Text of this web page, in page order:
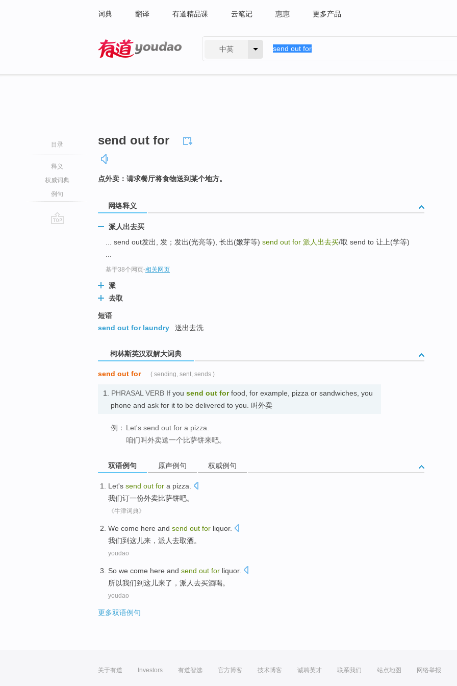
词典 翻译 有道精品课 云笔记 惠惠 更多产品
中英
目录
释义
权威词典
例句
send out for
点外卖：请求餐厅将食物送到某个地方。
网络释义
派人出去买
... send out发出, 发；发出(光亮等), 长出(嫩芽等) send out for 派人出去买/取 send to 让上(学等)
基于38个网页-相关网页
派
去取
短语
send out for laundry
送出去洗
柯林斯英汉双解大词典
send out for ( sending, sent, sends )
1. PHRASAL VERB If you send out forfood, for example, pizza or sandwiches, you
phone and ask for it to be delivered to you. 叫外卖
例： Let's send out for a pizza.
咱们叫外卖送一个比萨饼来吧。
双语例句 原声例句 权威例句
Let's send out for a pizza
我们订一份外卖比萨饼吧。
《牛津词典》
We come here and send out for liquor.
我们到这儿来 ， 派人去取酒。
youdao
So we come here and send out for liquor.
所以我们到这儿来了， 派 人去买酒喝。
youdao
更多双语例句
关于有道 Investors 有道智选 官方博客 技术博客 诚聘英才 联系我们 站点地图 网络举报